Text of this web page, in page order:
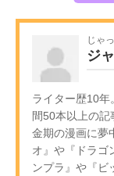
じゃ
ジ
ライター歴10
間50本以上の
金期の漫画に夢
オ』や『ドラゴ
ンプラ』や『ビ